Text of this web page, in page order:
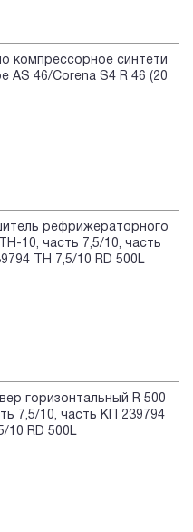
компрессорное синтети
AS 46/Corena S4 R 46 (20
рефрижераторного
10, часть 7,5/10, часть
TH 7,5/10 RD 500L
горизонтальный R 500
7,5/10, часть КП 239794
10 RD 500L